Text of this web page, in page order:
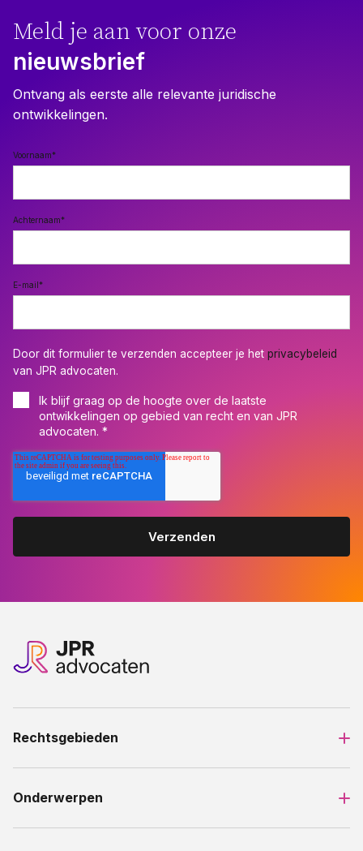
Meld je aan voor onze
nieuwsbrief
Ontvang als eerste alle relevante juridische
ontwikkelingen.
Voornaam*
Achternaam*
E-mail*
Door dit formulier te verzenden accepteer je het privacybeleid
van JPR advocaten.
Ik blijf graag op de hoogte over de laatste
ontwikkelingen op gebied van recht en van JPR
advocaten. *
Rechtsgebieden
Onderwerpen